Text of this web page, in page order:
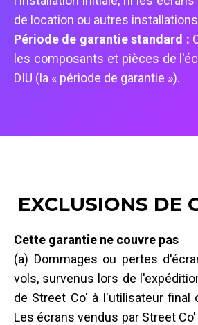
de location ou autres
Période de garantie standard :
les composants et pièces de
DIU (la « période de garantie »).
EXCLUSIONS DE
Cette garantie ne couvre pas
(a) Dommages ou pertes
vols, survenus lors de
de Street Co' à l'utilisateur final
Les écrans vendus par Street